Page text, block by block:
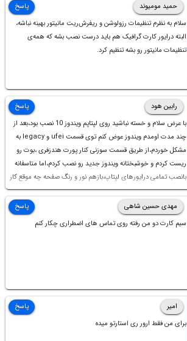
حمید مومیوند
سلام به نظرم تنظیمات رزولوشن و ریفرش‌ریت مانیتور بهینه نباشه،
البته درایور کارت گرافیک هم باید درست نصب بشه که همه‌ی
تنظیمات مانیتور رو بشه تنظیم کرد.
پاسخ
رابین هود
با عرض سلام و خسته نباشید روی لپتاپم ویندوز 10 نصب بود،بعد از
چند مدت اومدم ویندوز عوض کنم توی قسمت ufei و legacy به
مشکل خوردم،از طریق قسمت سوزنی کنار پورت هندزفری ،بوت رو
ریست کردم و خوشبختانه ویندوز جدید رو نصب کردم،اما متاسفانه
بانصب تمامی درایورهای لپتاپ،بازهم نور و رنگ صفحه چه موقع کار
چه موقع پخش فیلم مثل سابق نیست(نور زیاده و بی کیفیت)،با
ابدیت کردن کارت گرافیک،کالیبره کردن و غیره هم نور و رنگ درست
نشد (انگار تصویر ماته)، خواهشمند است راهنمایی فرمایید باتشکر
پاسخ
مهدی حسین شاهی
سیم کارت دو من رفته روی تماس های اضطراری چکار کنم
پاسخ
امیر
برای من فقط ارور ری استارتو میده
پاسخ